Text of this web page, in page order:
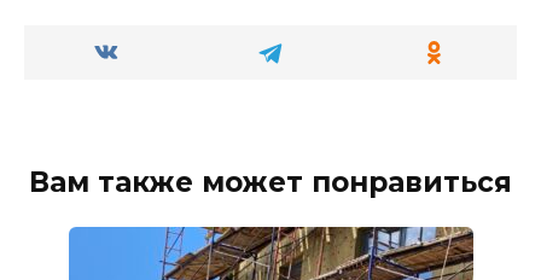
Вам также может понравиться